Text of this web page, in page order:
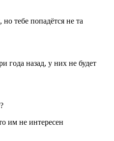
тебе попадётся не та
года назад, у них не будет
им не интересен